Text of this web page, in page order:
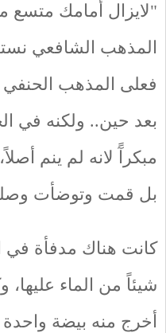
"لايزال أمامك متسع
المذهب الشافعي
فعلى المذهب
بعد حين.. ولكنه في
مبكرآً لانه لم ينم
بل قمت وتوضأت
كانت هناك مدفأة في
شيئاً من الماء
أخرج منه بيضة